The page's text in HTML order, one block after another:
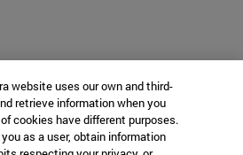
website uses our own and third-
retrieve information when you
cookies have different purposes.
as a user, obtain information